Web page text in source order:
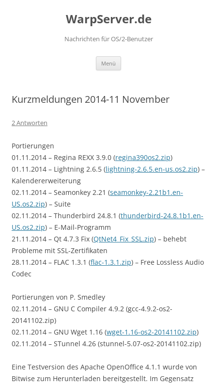
WarpServer.de
Nachrichten für OS/2-Benutzer
Menü
Kurzmeldungen 2014-11 November
2 Antworten
Portierungen
01.11.2014 – Regina REXX 3.9.0 (regina390os2.zip)
01.11.2014 – Lightning 2.6.5 (lightning-2.6.5.en-us.os2.zip) –
Kalendererweiterung
02.11.2014 – Seamonkey 2.21 (seamonkey-2.21b1.en-
US.os2.zip) – Suite
02.11.2014 – Thunderbird 24.8.1 (thunderbird-24.8.1b1.en-
US.os2.zip) – E-Mail-Programm
21.11.2014 – Qt 4.7.3 Fix (QtNet4_Fix_SSL.zip) – behebt
Probleme mit SSL-Zertifikaten
28.11.2014 – FLAC 1.3.1 (flac-1.3.1.zip) – Free Lossless Audio
Codec
Portierungen von P. Smedley
02.11.2014 – GNU C Compiler 4.9.2 (gcc-4.9.2-os2-
20141102.zip)
02.11.2014 – GNU Wget 1.16 (wget-1.16-os2-20141102.zip)
02.11.2014 – STunnel 4.26 (stunnel-5.07-os2-20141102.zip)
Eine Testversion des Apache OpenOffice 4.1.1 wurde von
Bitwise zum Herunterladen bereitgestellt. Im Gegensatz